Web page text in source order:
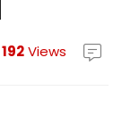
192Views